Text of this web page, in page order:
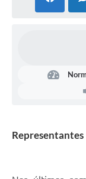
COVID - 19
Jornal (Edições
Uso de Internet e
Arquivos para